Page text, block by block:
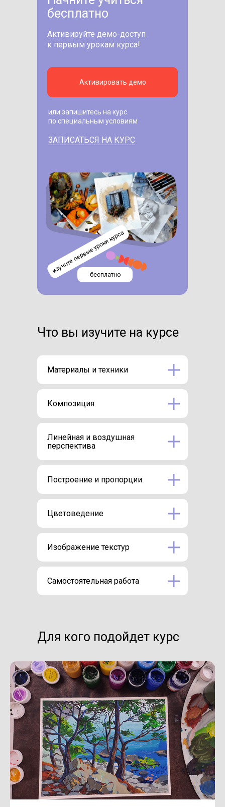
бесплатно
или запишитесь на курс
по специальным условиям
Активировать демо
бесплатно
изучите первые уроки курса
Активируйте демо-доступ
к первым урокам курса!
ЗАПИСАТЬСЯ НА КУРС
Что вы изучите на курсе
Материалы и техники
Композиция
Линейная и воздушная
перспектива
Построение и пропорции
Цветоведение
Изображение текстур
Самостоятельная работа
Для кого подойдет курс